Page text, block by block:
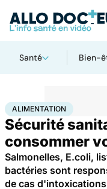
Santé Bien-
AccueilSantéSociété Santé
ALIMENTATION
Sécurité
consommer
Salmonelles, E.coli,
bactéries sont
de cas